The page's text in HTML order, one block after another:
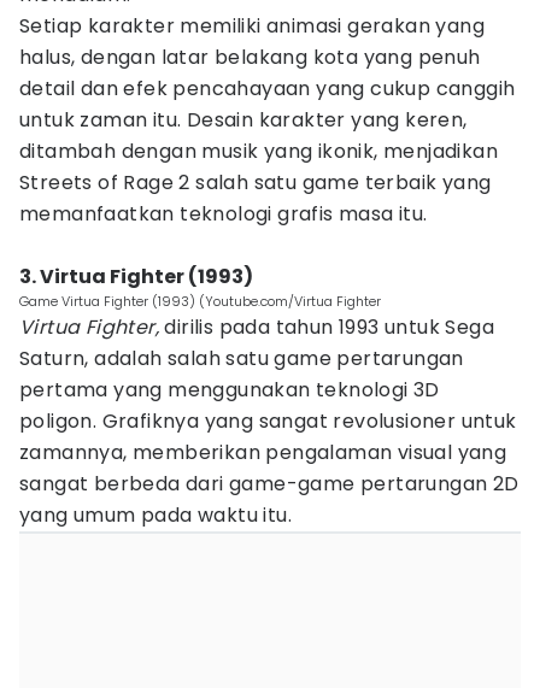
Setiap karakter memiliki animasi gerakan yang
halus, dengan latar belakang kota yang penuh
detail dan efek pencahayaan yang cukup canggih
untuk zaman itu. Desain karakter yang keren,
ditambah dengan musik yang ikonik, menjadikan
Streets of Rage 2 salah satu game terbaik yang
memanfaatkan teknologi grafis masa itu.
3. Virtua Fighter (1993)
Game Virtua Fighter (1993) (Youtube.com/Virtua Fighter
Virtua Fighter,dirilis pada tahun 1993 untuk Sega
Saturn, adalah salah satu game pertarungan
pertama yang menggunakan teknologi 3D
poligon. Grafiknya yang sangat revolusioner untuk
zamannya, memberikan pengalaman visual yang
sangat berbeda dari game-game pertarungan 2D
yang umum pada waktu itu.